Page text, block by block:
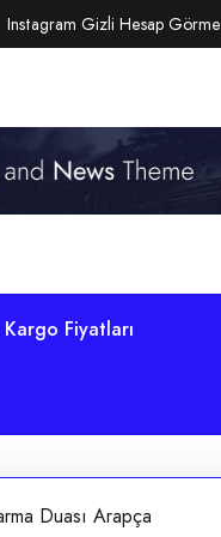
Instagram Gizli Hesap Görme
Fiyatları
Duası Arapça